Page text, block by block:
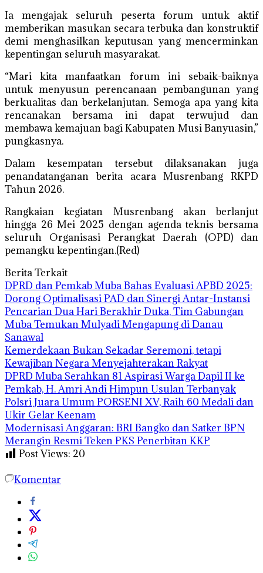
Ia mengajak seluruh peserta forum untuk aktif
memberikan masukan secara terbuka dan konstruktif
demi menghasilkan keputusan yang mencerminkan
kepentingan seluruh masyarakat.
“Mari kita manfaatkan forum ini sebaik-baiknya
untuk menyusun perencanaan pembangunan yang
berkualitas dan berkelanjutan. Semoga apa yang kita
rencanakan bersama ini dapat terwujud dan
membawa kemajuan bagi Kabupaten Musi Banyuasin,”
pungkasnya.
Dalam kesempatan tersebut dilaksanakan juga
penandatanganan berita acara Musrenbang RKPD
Tahun 2026.
Rangkaian kegiatan Musrenbang akan berlanjut
hingga 26 Mei 2025 dengan agenda teknis bersama
seluruh Organisasi Perangkat Daerah (OPD) dan
pemangku kepentingan.(Red)
Berita Terkait
DPRD dan Pemkab Muba Bahas Evaluasi APBD 2025:
Dorong Optimalisasi PAD dan Sinergi Antar-Instansi
Pencarian Dua Hari Berakhir Duka, Tim Gabungan
Muba Temukan Mulyadi Mengapung di Danau
Sanawal
Kemerdekaan Bukan Sekadar Seremoni, tetapi
Kewajiban Negara Menyejahterakan Rakyat
DPRD Muba Serahkan 81 Aspirasi Warga Dapil II ke
Pemkab, H. Amri Andi Himpun Usulan Terbanyak
Polsri Juara Umum PORSENI XV, Raih 60 Medali dan
Ukir Gelar Keenam
Modernisasi Anggaran: BRI Bangko dan Satker BPN
Merangin Resmi Teken PKS Penerbitan KKP
Post Views: 20
Komentar